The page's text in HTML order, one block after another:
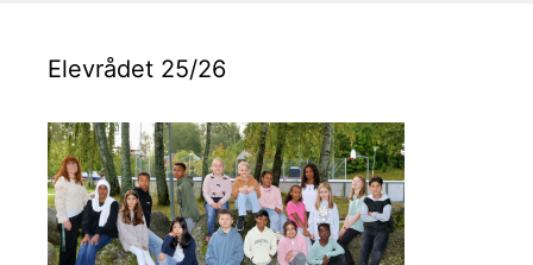
Elevrådet 25/26